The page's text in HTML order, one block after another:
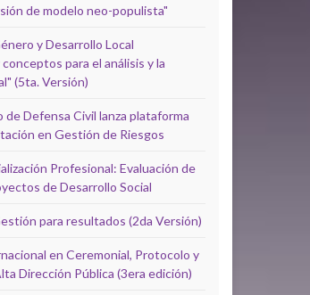
de modelo neo-populista"
y Desarrollo Local
para el análisis y la
(5ta. Versión)
de Defensa Civil lanza plataforma
en Gestión de Riesgos
Profesional: Evaluación de
de Desarrollo Social
para resultados (2da Versión)
en Ceremonial, Protocolo y
Dirección Pública (3era edición)